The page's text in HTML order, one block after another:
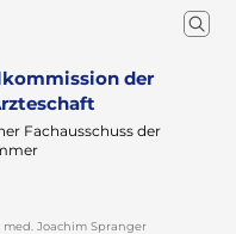
der
Fachausschuss der
med. Joachim Spranger